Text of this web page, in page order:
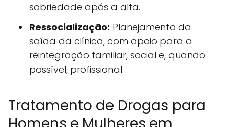
sobriedade após a alta.
Ressocialização: Planejamento da
saída da clínica, com apoio para a
reintegração familiar, social e, quando
possível, profissional.
Tratamento de Drogas para